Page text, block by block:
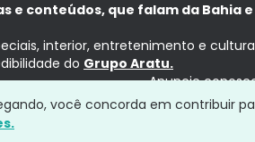
e conteúdos, que falam da Bahia e
interior, entretenimento e
do Grupo Aratu.
Anuncie
você concorda em contribuir